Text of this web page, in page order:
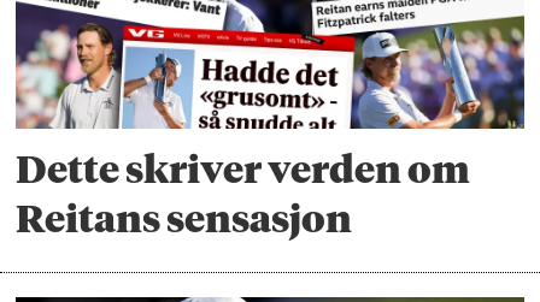
Dette skriver verden om
Reitans sensasjon